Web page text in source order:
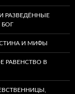
РАЗВЕДЁННЫЕ
И МИФЫ
РАВЕНСТВО В